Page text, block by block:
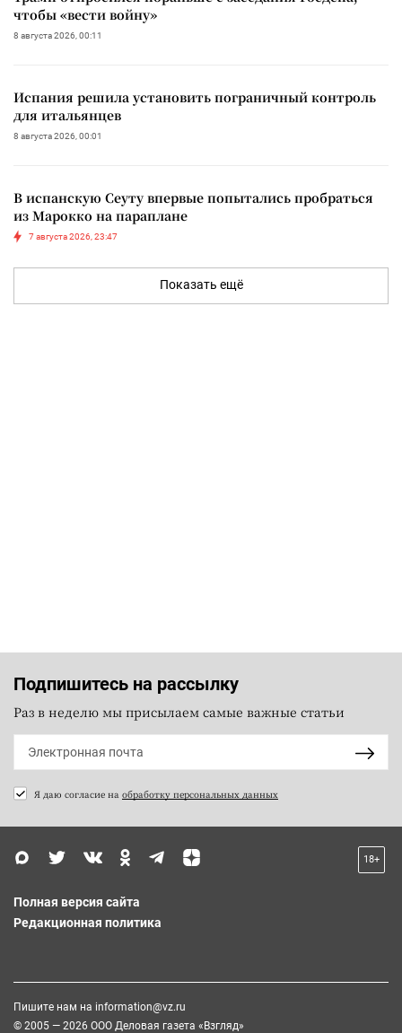
чтобы «вести войну»
8 августа 2026, 00:11
Испания решила установить пограничный контроль
для итальянцев
8 августа 2026, 00:01
В испанскую Сеуту впервые попытались пробраться
из Марокко на параплане
7 августа 2026, 23:47
Показать ещё
Подпишитесь на рассылку
Раз в неделю мы присылаем самые важные статьи
Я даю согласие на обработку персональных данных
18+
Полная версия сайта
Редакционная политика
Пишите нам на information@vz.ru
© 2005 — 2026 ООО Деловая газета «Взгляд»